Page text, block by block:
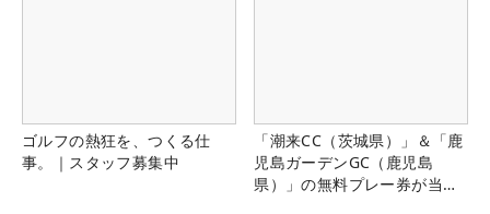
ゴルフの熱狂を、つくる仕
事。｜スタッフ募集中
「潮来CC（茨城県）」＆「鹿
児島ガーデンGC（鹿児島
県）」の無料プレー券が当た